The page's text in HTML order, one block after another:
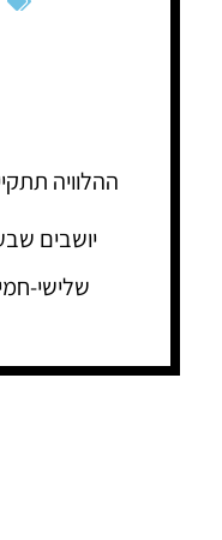
יושבים שבעה
שלישי-חמישי 9:00-13:00, 16:00-20:00,